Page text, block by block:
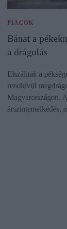
PIACOK
Bánat a
a drágulás
Elszálltak a
rendkívül
Magyarországon.
árszintemelkedés,